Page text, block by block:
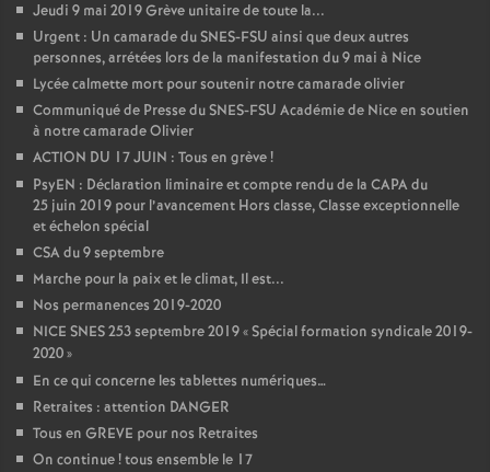
Jeudi 9 mai 2019 Grève unitaire de toute la...
Urgent : Un camarade du SNES-FSU ainsi que deux autres
personnes, arrétées lors de la manifestation du 9 mai à Nice
Lycée calmette mort pour soutenir notre camarade olivier
Communiqué de Presse du SNES-FSU Académie de Nice en soutien
à notre camarade Olivier
ACTION DU 17 JUIN : Tous en grève!
PsyEN : Déclaration liminaire et compte rendu de la CAPA du
25 juin 2019 pour l’avancement Hors classe, Classe exceptionnelle
et échelon spécial
CSA du 9 septembre
Marche pour la paix et le climat, Il est...
Nos permanences 2019-2020
NICE SNES 253 septembre 2019 «Spécial formation syndicale 2019-
2020»
En ce qui concerne les tablettes numériques…
Retraites : attention DANGER
Tous en GREVE pour nos Retraites
On continue! tous ensemble le 17